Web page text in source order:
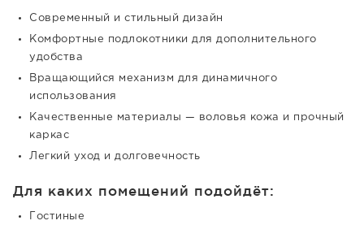
Современный и стильный дизайн
Комфортные подлокотники для дополнительного
удобства
Вращающийся механизм для динамичного
использования
Качественные материалы — воловья кожа и прочный
каркас
Легкий уход и долговечность
Для каких помещений подойдёт:
Гостиные